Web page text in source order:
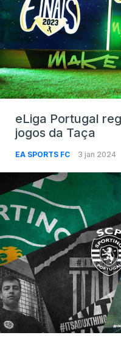
eLiga Portugal
jogos da Taça
EA SPORTS FC 3 jan 2024